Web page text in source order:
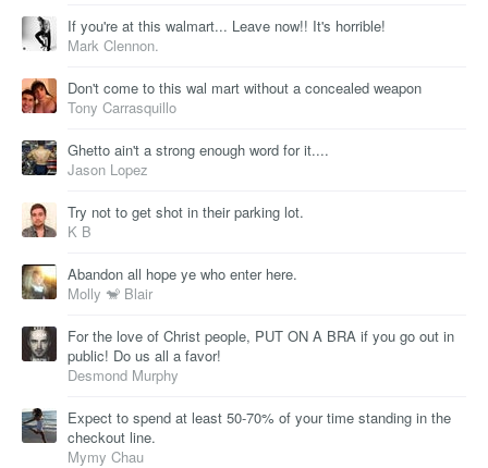
If you're at this walmart... Leave now!! It's horrible!
Mark Clennon.
Don't come to this wal mart without a concealed weapon
Tony Carrasquillo
Ghetto ain't a strong enough word for it....
Jason Lopez
Try not to get shot in their parking lot.
K B
Abandon all hope ye who enter here.
Molly 🐒 Blair
For the love of Christ people, PUT ON A BRA if you go out in
public! Do us all a favor!
Desmond Murphy
Expect to spend at least 50-70% of your time standing in the
checkout line.
Mymy Chau